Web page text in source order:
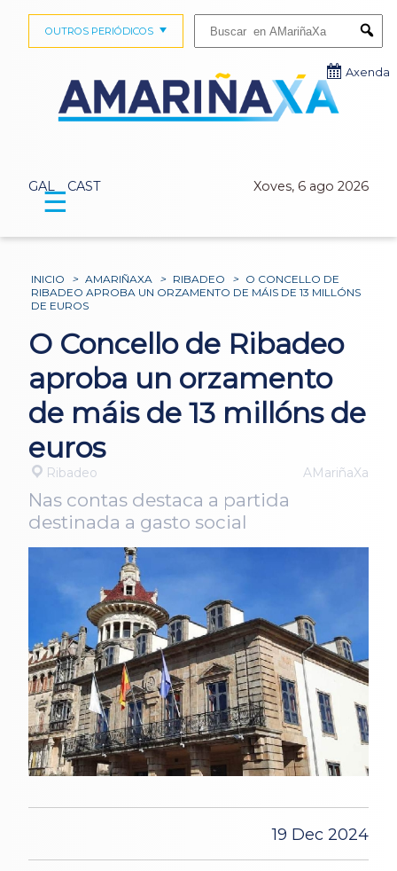
GAL CAST Xoves, 6 ago 2026
OUTROS PERIÓDICOS
Axenda
☰
INICIO > AMARIÑAXA > RIBADEO > O CONCELLO DE
RIBADEO APROBA UN ORZAMENTO DE MÁIS DE 13 MILLÓNS
DE EUROS
O Concello de Ribadeo
aproba un orzamento
de máis de 13 millóns de
euros
Ribadeo AMariñaXa
Nas contas destaca a partida
destinada a gasto social
19 Dec 2024